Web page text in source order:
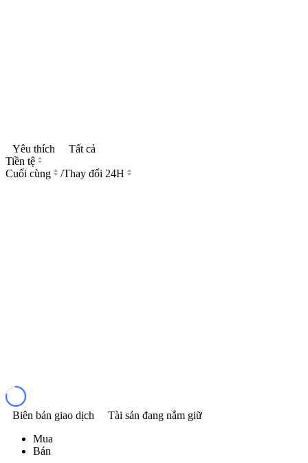
Yêu thích
Tất cả
Tiền tệ
Cuối cùng
/Thay đổi 24H
Biên bản giao dịch
Tài sản đang nắm giữ
Mua
Bán